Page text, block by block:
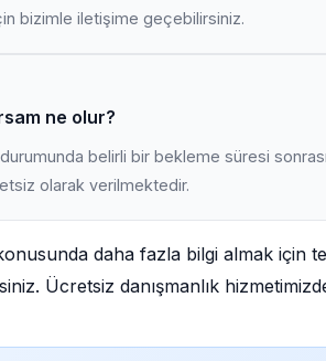
bizimle iletişime geçebilirsiniz.
ne olur?
durumunda belirli bir bekleme süresi
olarak verilmektedir.
daha fazla bilgi almak için
Ücretsiz danışmanlık